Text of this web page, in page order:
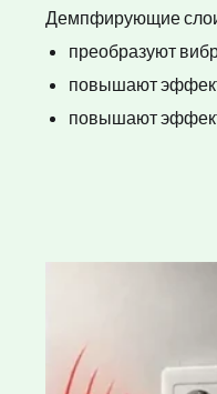
Демпфирующие
преобразуют
повышают
повышают